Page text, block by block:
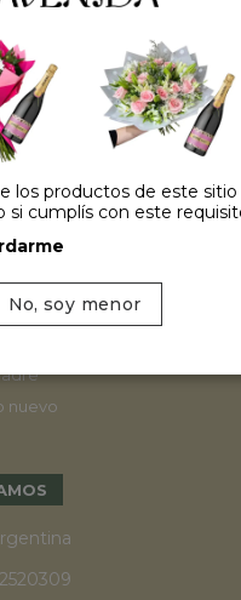
nuevo
los productos de este
si cumplís con este